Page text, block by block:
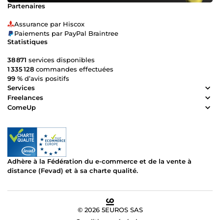
Partenaires
Assurance par Hiscox
Paiements par PayPal Braintree
Statistiques
38 871 services disponibles
1 335 128 commandes effectuées
99 % d’avis positifs
Services
Freelances
ComeUp
Adhère à la Fédération du e-commerce et de la vente à
distance (Fevad) et à sa charte qualité.
© 2026 5EUROS SAS